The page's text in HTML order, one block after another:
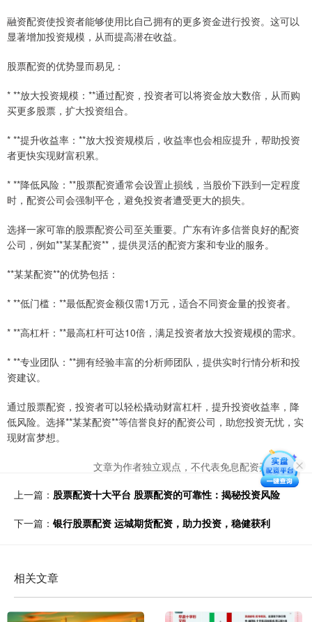
融资配资使投资者能够使用比自己拥有的更多资金进行投资。这可以
显著增加投资规模，从而提高潜在收益。
股票配资的优势显而易见：
* **放大投资规模：**通过配资，投资者可以将资金放大数倍，从而购
买更多股票，扩大投资组合。
* **提升收益率：**放大投资规模后，收益率也会相应提升，帮助投资
者更快实现财富积累。
* **降低风险：**股票配资通常会设置止损线，当股价下跌到一定程度
时，配资公司会强制平仓，避免投资者遭受更大的损失。
选择一家可靠的股票配资公司至关重要。广东有许多信誉良好的配资
公司，例如**某某配资**，提供灵活的配资方案和专业的服务。
**某某配资**的优势包括：
* **低门槛：**最低配资金额仅需1万元，适合不同资金量的投资者。
* **高杠杆：**最高杠杆可达10倍，满足投资者放大投资规模的需求。
* **专业团队：**拥有经验丰富的分析师团队，提供实时行情分析和投
资建议。
通过股票配资，投资者可以轻松撬动财富杠杆，提升投资收益率，降
低风险。选择**某某配资**等信誉良好的配资公司，助您投资无忧，实
现财富梦想。
文章为作者独立观点，不代表免息配资开户观点
上一篇： 股票配资十大平台 股票配资的可靠性：揭秘投资风险
下一篇： 银行股票配资 运城期货配资，助力投资，稳健获利
相关文章